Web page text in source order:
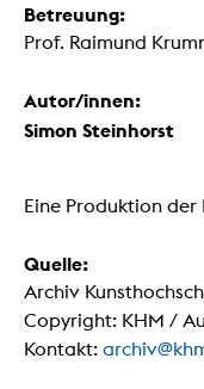
Betreuung:
Prof. Raimund
Autor/innen:
Simon Steinhorst
Eine Produktion der
Quelle:
Archiv
Copyright: KHM /
Kontakt: